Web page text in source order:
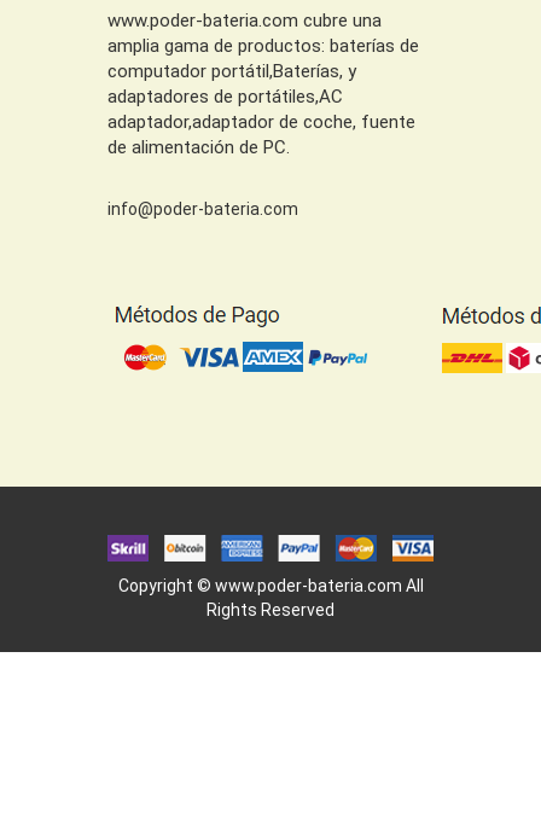
www.poder-bateria.com cubre una
amplia gama de productos: baterías de
computador portátil,Baterías, y
adaptadores de portátiles,AC
adaptador,adaptador de coche, fuente
de alimentación de PC.
info@poder-bateria.com
Copyright © www.poder-bateria.com All
Rights Reserved